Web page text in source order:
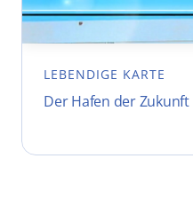
LEBENDIGE KARTE
Der Hafen der Zukunft